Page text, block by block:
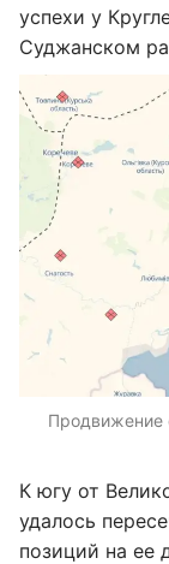
успехи у
Суджанском
Продвижение
К югу от
удалось
позиций на ее